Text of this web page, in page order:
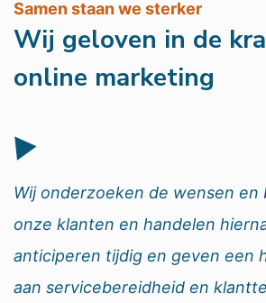
Samen staan we sterker
Wij geloven in de
online marketing
Wij onderzoeken de wensen
onze klanten en handelen
anticiperen tijdig en geven een
aan servicebereidheid en